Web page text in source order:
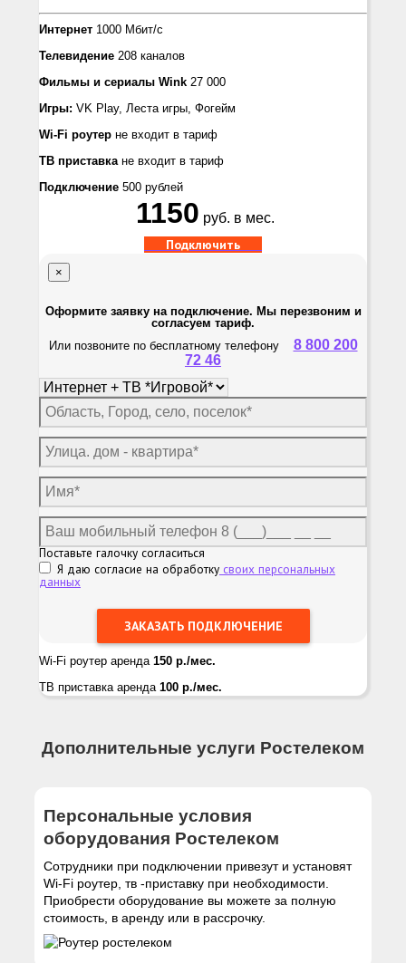
Интернет 1000 Мбит/с
Телевидение 208 каналов
Фильмы и сериалы Wink 27 000
Игры: VK Play, Лeста игры, Фогейм
Wi-Fi роутер не входит в тариф
ТВ приставкане входит в тариф
Подключение 500 рублей
1150 руб. в мес.
Подключить
×
Оформите заявку на подключение. Мы перезвоним и
согласуем тариф.
Или позвоните по бесплатному телефону 8 800 200
72 46
Поставьте галочку согласиться
Я даю согласие на обработку своих персональных
данных
Wi-Fi роутер аренда 150 р./мес.
ТВ приставка аренда 100 р./мес.
Дополнительные услуги Ростелеком
Персональные условия
оборудования Ростелеком
Сотрудники при подключении привезут и установят
Wi-Fi роутер, тв -приставку при необходимости.
Приобрести оборудование вы можете за полную
стоимость, в аренду или в рассрочку.